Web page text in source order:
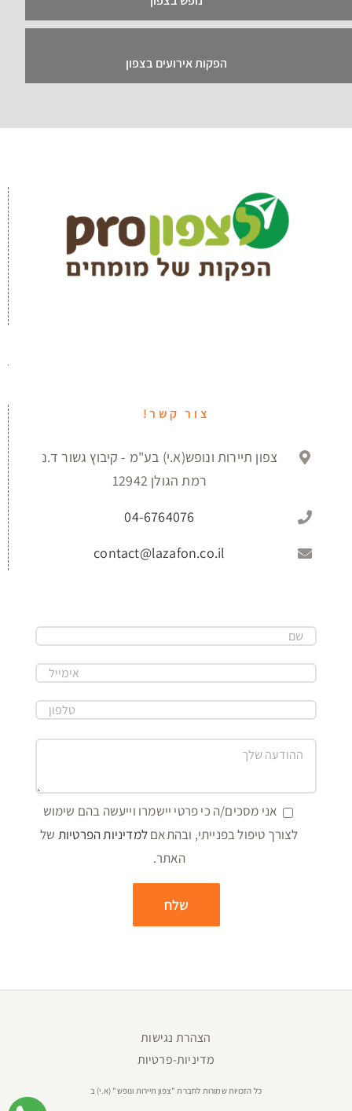
הפקות אירועים בצפון
צור קשר!
צפון תיירות ונופש(א.י) בע"מ - קיבוץ גשור ד.נ
רמת הגולן 12942
04-6764076
contact@lazafon.co.il
אני מסכים/ה כי פרטי יישמרו וייעשה בהם שימוש
לצורך טיפול בפנייתי, ובהתאםלמדיניות הפרטיות של
האתר.
הצהרת נגישות
מדיניות-פרטיות
כל הזכויות שמורות לחברת "צפון תיירות ונופש" (א.י) ב